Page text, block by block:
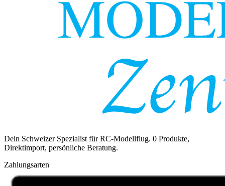
Dein Schweizer Spezialist für RC-Modellflug. 0 Produkte,
Direktimport, persönliche Beratung.
Zahlungsarten